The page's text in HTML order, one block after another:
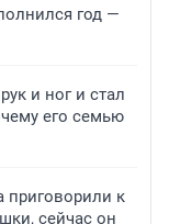
год —
и ног и стал
его семью
приговорили к
сейчас он